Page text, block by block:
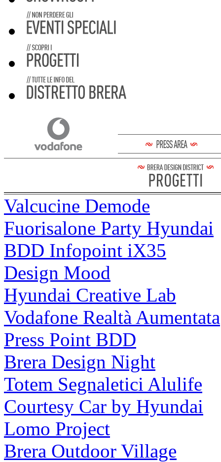
Valcucine Demode
Fuorisalone Party Hyundai
BDD Infopoint iX35
Design Mood
Hyundai Creative Lab
Vodafone Realtà Aumentata
Press Point BDD
Brera Design Night
Totem Segnaletici Alulife
Courtesy Car by Hyundai
Lomo Project
Brera Outdoor Village